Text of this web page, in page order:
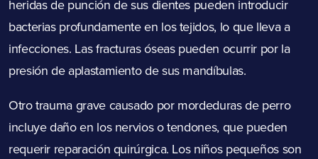
heridas de punción de sus dientes pueden introducir
bacterias profundamente en los tejidos, lo que lleva a
infecciones. Las fracturas óseas pueden ocurrir por la
presión de aplastamiento de sus mandíbulas.
Otro trauma grave causado por mordeduras de perro
incluye daño en los nervios o tendones, que pueden
requerir reparación quirúrgica. Los niños pequeños son